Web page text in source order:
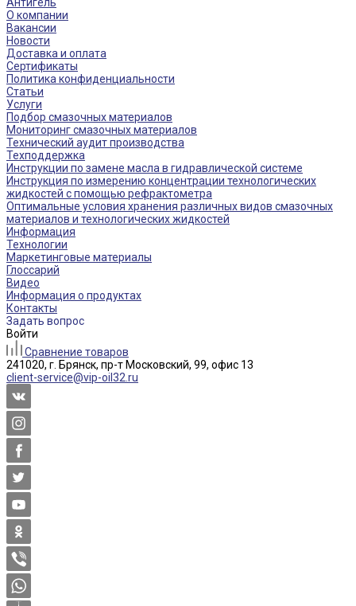
О компании
Вакансии
Новости
Доставка и оплата
Сертификаты
Политика конфиденциальности
Статьи
Услуги
Подбор смазочных материалов
Мониторинг смазочных материалов
Технический аудит производства
Техподдержка
Инструкции по замене масла в гидравлической системе
Инструкция по измерению концентрации технологических
жидкостей с помощью рефрактометра
Оптимальные условия хранения различных видов смазочных
материалов и технологических жидкостей
Информация
Технологии
Маркетинговые материалы
Глоссарий
Видео
Информация о продуктах
Контакты
Задать вопрос
Войти
Сравнение товаров
241020, г. Брянск, пр-т Московский, 99, офис 13
client-service@vip-oil32.ru